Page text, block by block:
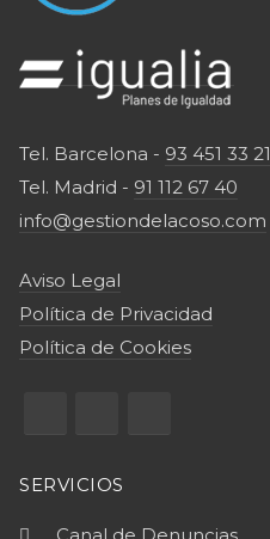
Tel. Barcelona - 93 451 33 21
Tel. Madrid - 91 112 67 40
info@gestiondelacoso.com
Aviso Legal
Política de Privacidad
Política de Cookies
SERVICIOS